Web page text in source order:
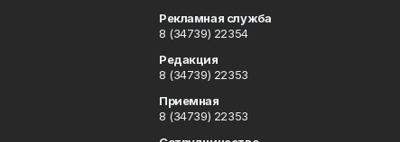
Рекламная служба
8 (34739) 22354
Редакция
8 (34739) 22353
Приемная
8 (34739) 22353